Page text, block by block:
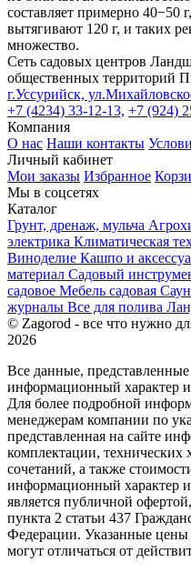
составляет примерно 40−50
вытягивают 120 г, и таких
множество.
Сеть садовых центров
общественных территорий
г.Уссурийск,
+7 (4234) 33-12-13, +7 (924)
Компания
О нас Наши контакты
Личный кабинет
Мои заказы Избранное
Мы в соцсетях
Каталог
Грунт, дренаж, мульча
электрика Климатическая
Виноделие Кашпо и
материал Садовый
садовое Мебель садовая
журналы Все для полива
© Zagorod - все что нужно
2026
Все данные, представленные
информационный характер
Для более подробной
менеджерам компании по
представленная на сайте
комплектации, технических
сочетаний, а также
информационный характер
является публичной
пункта 2 статьи 437
Федерации. Указанные
могут отличаться от